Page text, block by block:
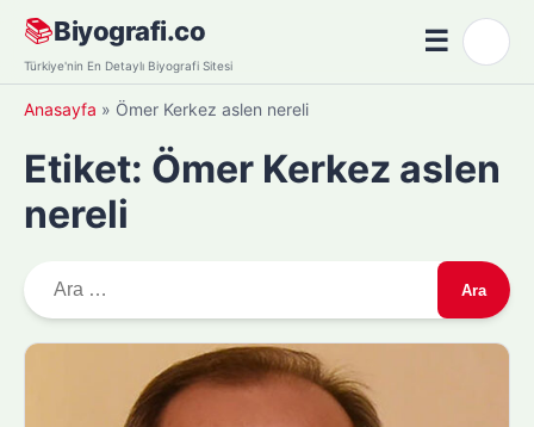
Skip
content
📚Biyografi.co
Türkiye'nin En Detaylı Biyografi Sitesi
☰Menü
Anasayfa » Ömer Kerkez aslen nereli
Etiket: Ömer Kerkez aslen
nereli
r